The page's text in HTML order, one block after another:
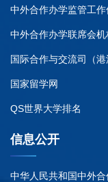
中外合作办学监管工作
中外合作办学联席会
国际合作与交流司（港
国家留学网
QS世界大学排名
信息公开
中华人民共和国中外合